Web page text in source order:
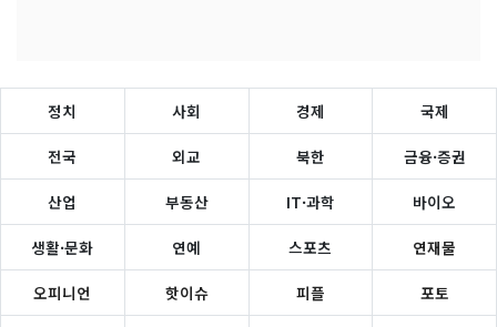
정치 사회 경제 국제
전국 외교 북한 금융·증권
산업 부동산 IT·과학 바이오
생활·문화 연예 스포츠 연재물
오피니언 핫이슈 피플 포토